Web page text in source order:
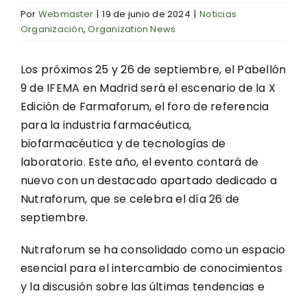
Por Webmaster | 19 de junio de 2024 | Noticias
Organización,Organization News
Los próximos 25 y 26 de septiembre, el Pabellón
9 de IFEMA en Madrid será el escenario de la X
Edición de Farmaforum, el foro de referencia
para la industria farmacéutica,
biofarmacéutica y de tecnologías de
laboratorio. Este año, el evento contará de
nuevo con un destacado apartado dedicado a
Nutraforum, que se celebra el día 26 de
septiembre.
Nutraforum se ha consolidado como un espacio
esencial para el intercambio de conocimientos
y la discusión sobre las últimas tendencias e